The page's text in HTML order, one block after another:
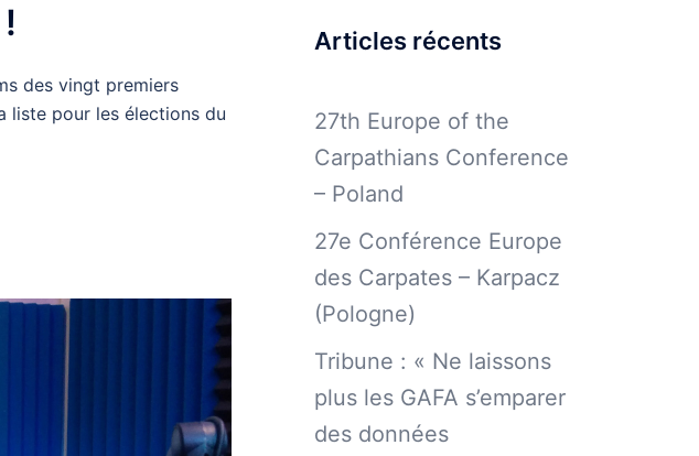
des vingt premiers
liste pour les élections du
Articles récents
27th Europe of the
Carpathians Conference
– Poland
27e Conférence Europe
des Carpates – Karpacz
(Pologne)
Tribune : « Ne laissons
plus les GAFA s’emparer
des données